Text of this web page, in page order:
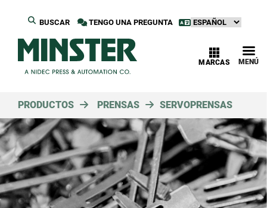
TENGO UNA PREGUNTA
BUSCAR
MENÚ
MARCAS
PRODUCTOS PRENSAS SERVOPRENSAS